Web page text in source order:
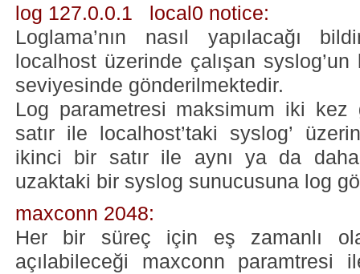
log 127.0.0.1 local0 notice:
Loglama’nın nasıl yapılacağı
localhost üzerinde çalışan
seviyesinde gönderilmektedir.
Log parametresi maksimum iki kez
satır ile localhost’taki syslog’
ikinci bir satır ile aynı ya da
uzaktaki bir syslog sunucusuna log
maxconn 2048:
Her bir süreç için eş zamanlı
açılabileceği maxconn paramtresi